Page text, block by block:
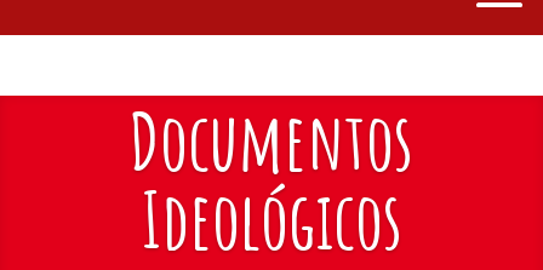
Documentos
Ideológicos